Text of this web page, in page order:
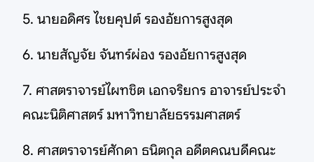
5. นายอดิศร ไชยคุปต์ รองอัยการสูงสุด
6. นายสัญจัย จันทร์ผ่อง รองอัยการสูงสุด
7. ศาสตราจารย์ไผทชิต เอกจริยกร อาจารย์ประจำ
คณะนิติศาสตร์ มหาวิทยาลัยธรรมศาสตร์
8. ศาสตราจารย์ศักดา ธนิตกุล อดีตคณบดีคณะ